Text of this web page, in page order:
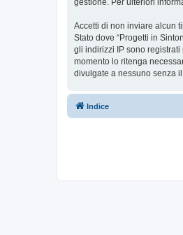
Accetti di non inviare alcun
Stato dove “Progetti in
gli indirizzi IP sono
momento lo ritenga
divulgate a nessuno senza
Indice